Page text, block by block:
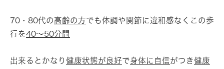
70・80代の高齢の方でも体調や関節に違和感なくこの歩
行を40～50分間
出来るとかなり 健康状態が良好で身体に自信がつき健康